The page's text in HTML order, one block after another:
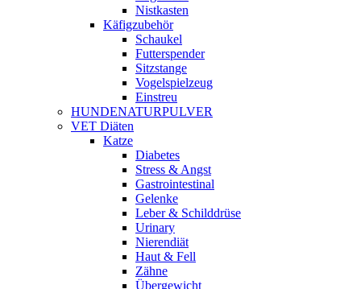
Nistkasten
Käfigzubehör
Schaukel
Futterspender
Sitzstange
Vogelspielzeug
Einstreu
HUNDENATURPULVER
VET Diäten
Katze
Diabetes
Stress & Angst
Gastrointestinal
Gelenke
Leber & Schilddrüse
Urinary
Nierendiät
Haut & Fell
Zähne
Übergewicht